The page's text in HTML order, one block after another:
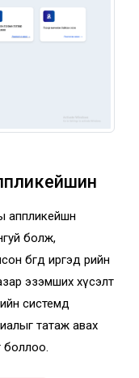
аппликейшн
болж,
иргэд өөрийн
эзэмших хүсэлт
системд
татаж авах
боллоо.